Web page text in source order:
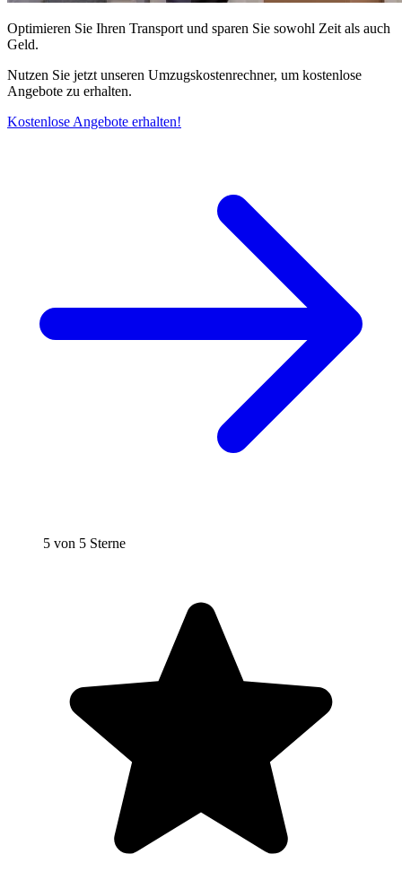
Optimieren Sie Ihren Transport und sparen Sie sowohl Zeit als auch
Geld.
Nutzen Sie jetzt unseren Umzugskostenrechner, um kostenlose
Angebote zu erhalten.
Kostenlose Angebote erhalten!
5 von 5 Sterne